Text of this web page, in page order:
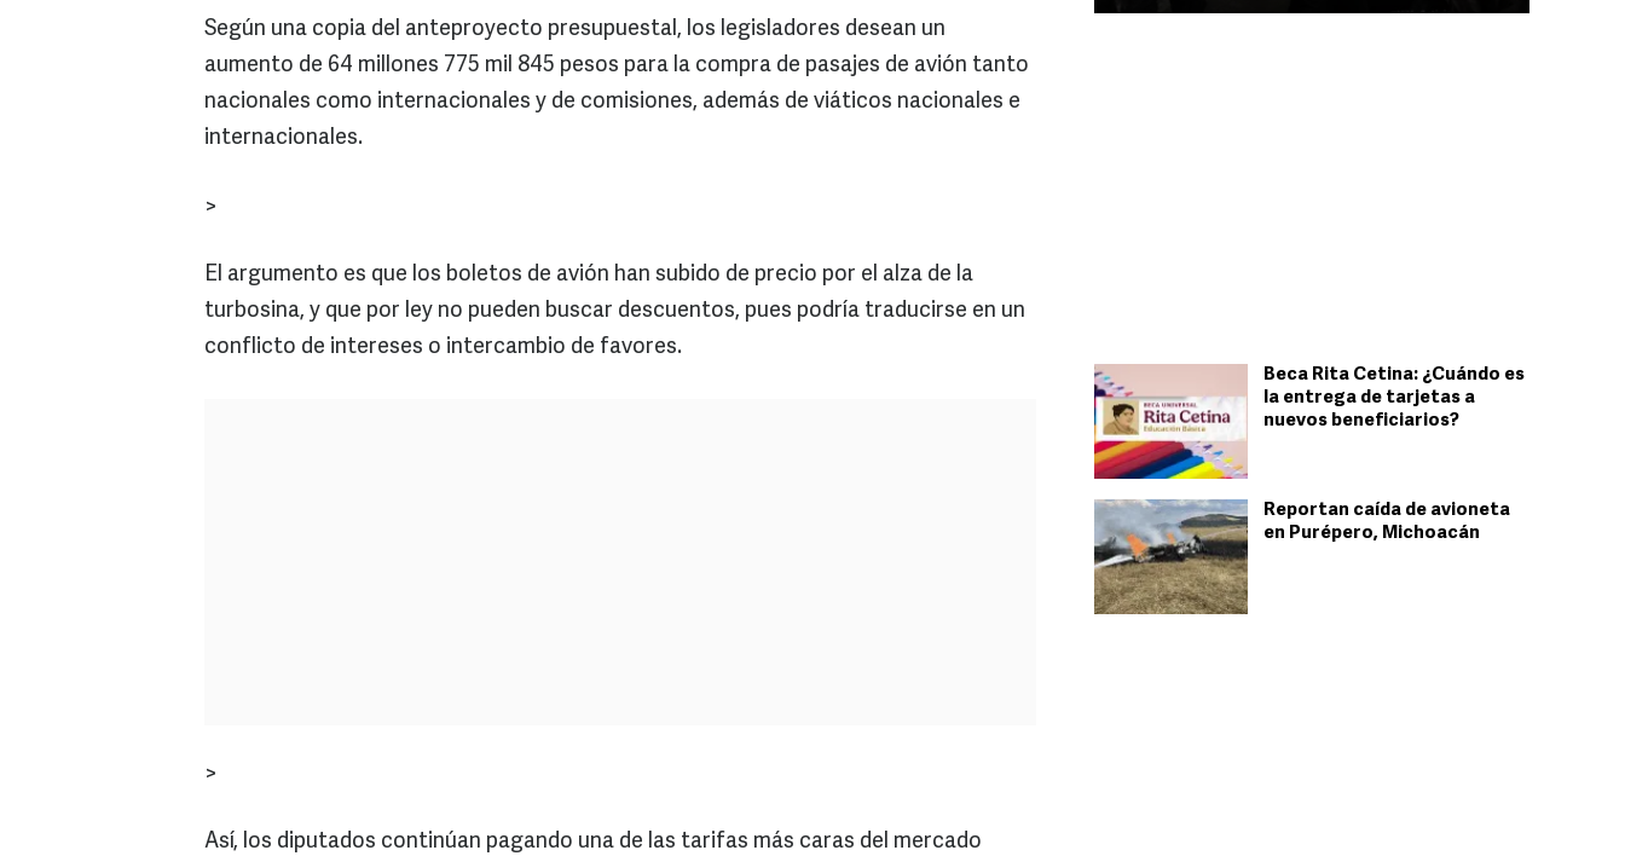
Beca Rita Cetina: ¿Cuándo es
la entrega de tarjetas a
nuevos beneficiarios?
Reportan caída de avioneta
en Purépero, Michoacán
Según una copia del anteproyecto presupuestal, los legisladores desean un
aumento de 64 millones 775 mil 845 pesos para la compra de pasajes de avión tanto
nacionales como internacionales y de comisiones, además de viáticos nacionales e
internacionales.
>
El argumento es que los boletos de avión han subido de precio por el alza de la
turbosina, y que por ley no pueden buscar descuentos, pues podría traducirse en un
conflicto de intereses o intercambio de favores.
>
Así, los diputados continúan pagando una de las tarifas más caras del mercado